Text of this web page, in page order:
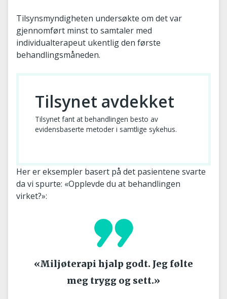
Tilsynsmyndigheten undersøkte om det var
gjennomført minst to samtaler med
individualterapeut ukentlig den første
behandlingsmåneden.
Tilsynet avdekket
Tilsynet fant at behandlingen besto av
evidensbaserte metoder i samtlige sykehus.
Her er eksempler basert på det pasientene svarte
da vi spurte: «Opplevde du at behandlingen
virket?»:
«Miljøterapi hjalp godt. Jeg følte
meg trygg og sett.»